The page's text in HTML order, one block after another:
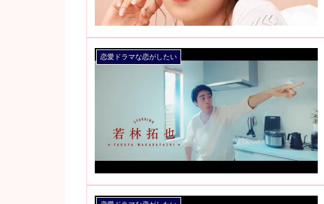
恋愛ドラマな恋がしたい